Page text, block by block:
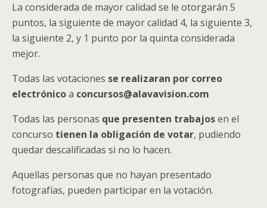
La considerada de mayor calidad se le otorgarán 5
puntos, la siguiente de mayor calidad 4, la siguiente 3,
la siguiente 2, y 1 punto por la quinta considerada
mejor.
Todas las votaciones se realizaran por correo
electrónicoa concursos@alavavision.com
Todas las personas que presenten trabajosen el
concurso tienen la obligación de votar, pudiendo
quedar descalificadas si no lo hacen.
Aquellas personas que no hayan presentado
fotografías, pueden participar en la votación.